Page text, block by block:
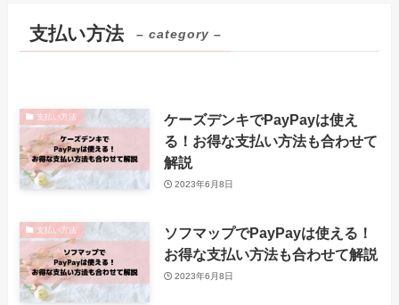
支払い方法 – category –
支払い方法
ケーズデンキでPayPayは使え
る！お得な支払い方法も合わせて
解説
2023年6月8日
支払い方法
ソフマップでPayPayは使える！
お得な支払い方法も合わせて解説
2023年6月8日